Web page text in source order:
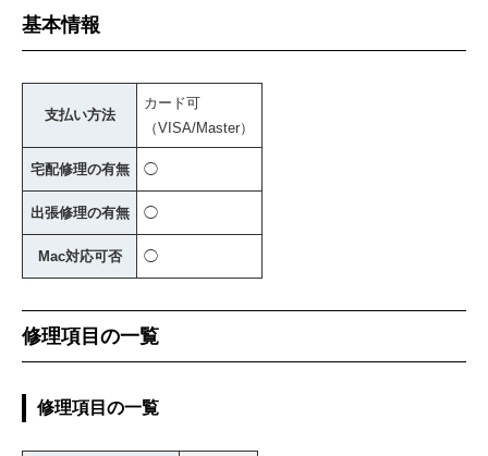
基本情報
支払い方法
カード可
（VISA/Master）
宅配修理の有無 ◯
出張修理の有無 ◯
Mac対応可否 ◯
修理項目の一覧
修理項目の一覧